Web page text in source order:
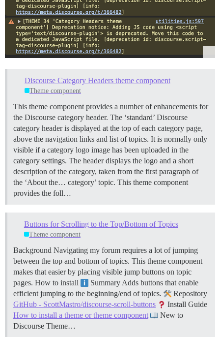
Discourse Category Headers theme component
Theme component
This theme component provides a number of enhancements for
the Discourse category header. The ‘standard’ Discourse
category header is displayed at the top of each category page,
above the navigation links and list of topics. It is normally only
visible if a category logo image has been uploaded in the
category settings. The header displays the logo and a short
description of the category, taken from the first paragraph of
the ‘About the… category’ topic. This theme component
provides the foll…
Buttons for Scrolling to the Top/Bottom of Topics
Theme component
Background Navigating my forum requires a lot of jumping
between the top and bottom of topics. This theme component
makes that easier by placing visible jump buttons on topic
pages. How to install
Summary Adds buttons that enable
efficient jumping to the beginning/end of topics.
Repository
GitHub - ScottMastro/discourse-scroll-buttons
Install Guide
How to install a theme or theme component
New to
Discourse Theme…